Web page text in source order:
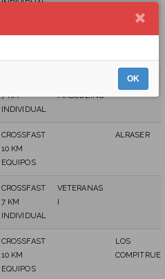
INDIVIDUAL
7 KM
INDIVIDUAL
MASCULINO
CROSSFAST
10 KM
EQUIPOS
ALRASER
CROSSFAST
7 KM
INDIVIDUAL
VETERANAS
CROSSFAST
10 KM
EQUIPOS
LOS
OK